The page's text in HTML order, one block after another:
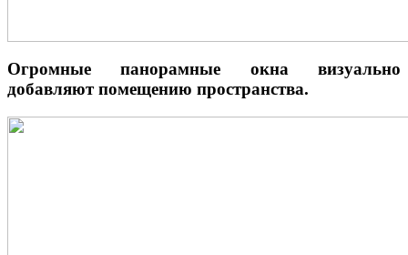
Огромные панорамные окна визуально
добавляют помещению пространства.